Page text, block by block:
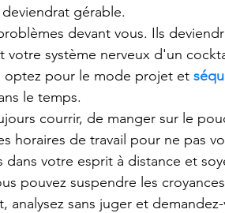
gérable.
devant vous. Ils
votre système nerveux d'un
optez pour le mode projet et
le temps.
courrir, de manger sur le
horaires de travail pour ne pas
dans votre esprit à distance et
pouvez suspendre les
analysez sans juger et